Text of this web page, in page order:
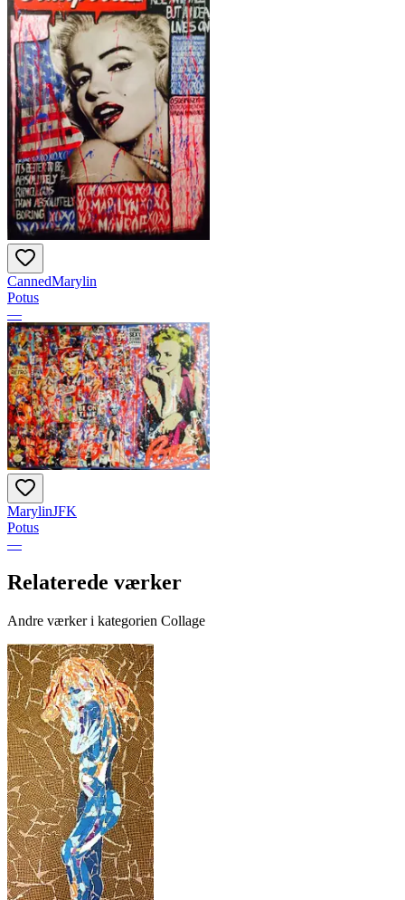
CannedMarylin
Potus
—
MarylinJFK
Potus
—
Relaterede værker
Andre værker i kategorien Collage